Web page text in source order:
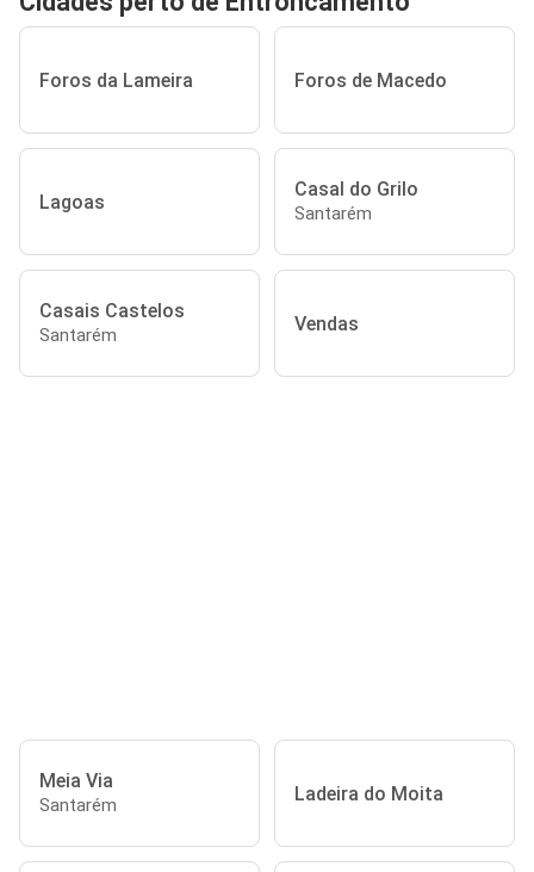
Foros da Lameira Foros de Macedo
Lagoas
Casal do Grilo
Santarém
Casais Castelos
Santarém Vendas
Meia Via
Santarém Ladeira do Moita